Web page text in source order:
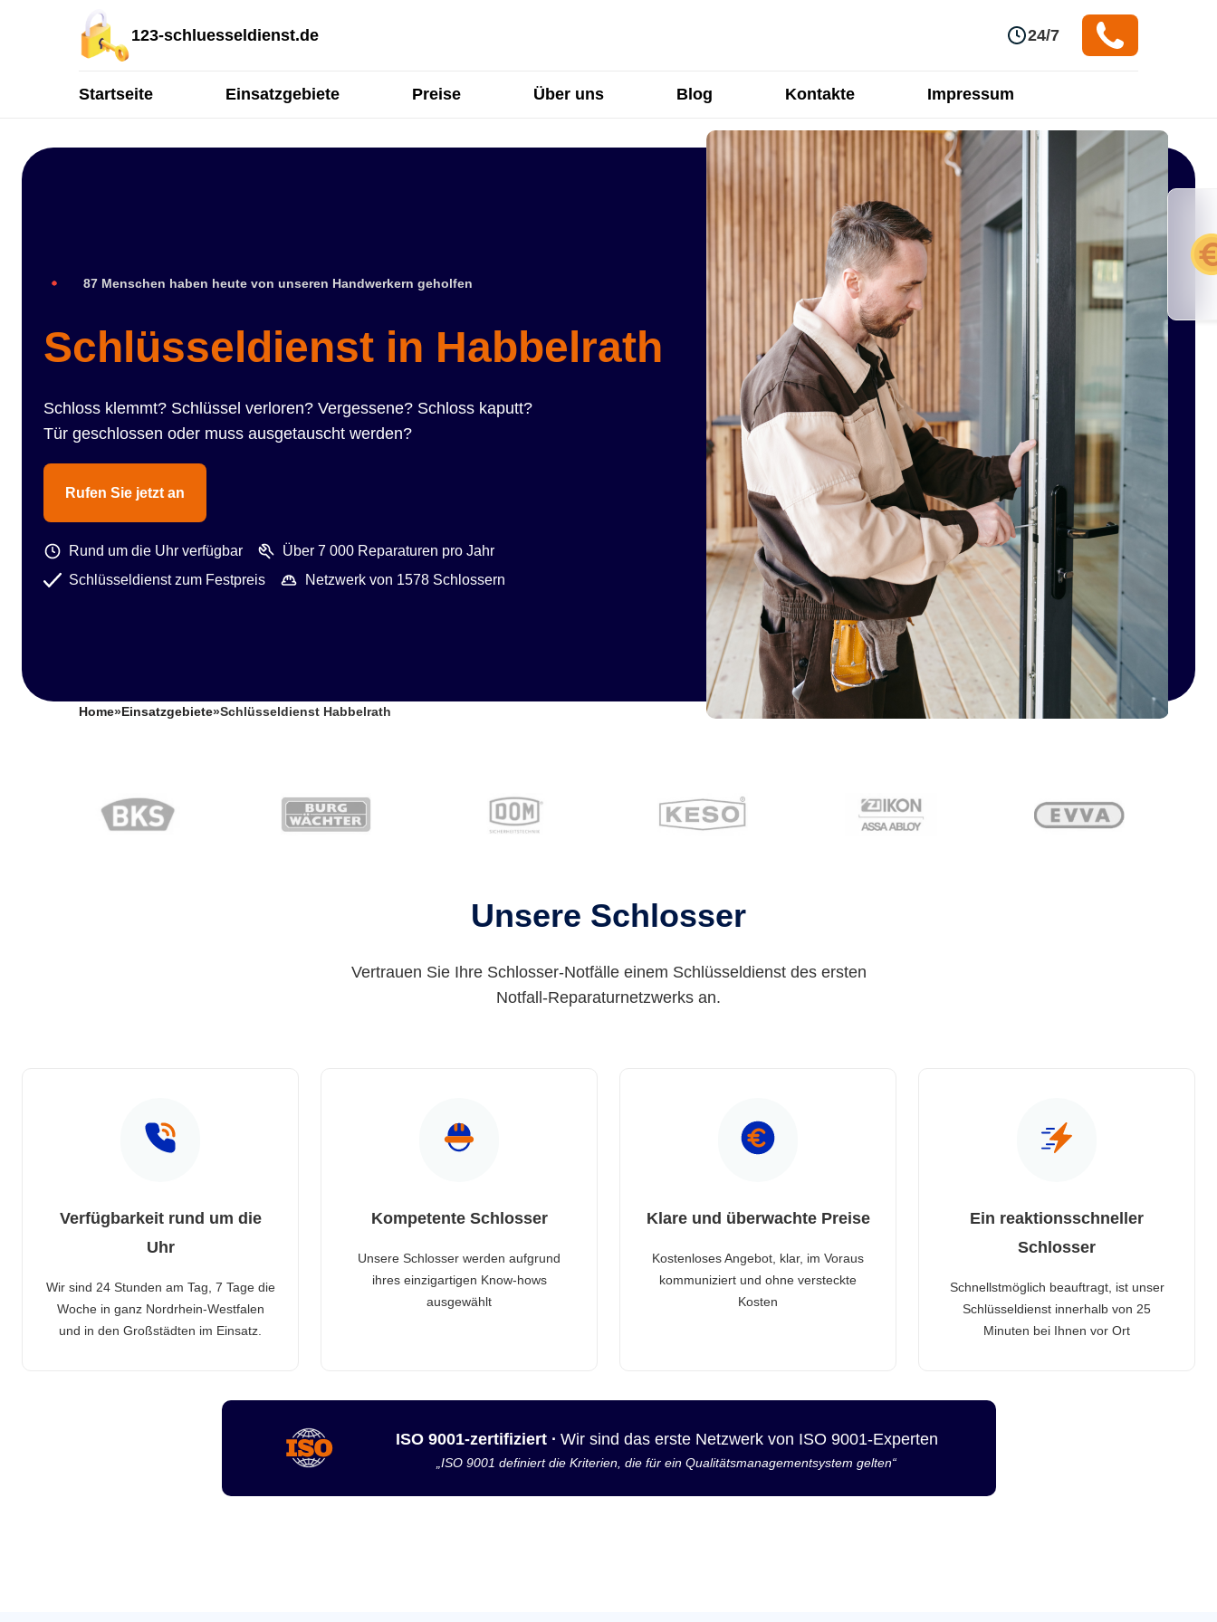
123-schluesseldienst.de 24/7
Startseite Einsatzgebiete Preise Über uns Blog Kontakte Impressum
87 Menschen haben heute von unseren Handwerkern geholfen
Schlüsseldienst in Habbelrath
Schloss klemmt? Schlüssel verloren? Vergessene? Schloss kaputt?
Tür geschlossen oder muss ausgetauscht werden?
Rufen Sie jetzt an
Rund um die Uhr verfügbar
Über 7 000 Reparaturen pro Jahr
Schlüsseldienst zum Festpreis
Netzwerk von 1578 Schlossern
Home» Einsatzgebiete»Schlüsseldienst Habbelrath
Unsere Schlosser
Vertrauen Sie Ihre Schlosser-Notfälle einem Schlüsseldienst des ersten
Notfall-Reparaturnetzwerks an.
Verfügbarkeit rund um die
Uhr
Wir sind 24 Stunden am Tag, 7 Tage die
Woche in ganz Nordrhein-Westfalen
und in den Großstädten im Einsatz.
Kompetente Schlosser
Unsere Schlosser werden aufgrund
ihres einzigartigen Know-hows
ausgewählt
Klare und überwachte Preise
Kostenloses Angebot, klar, im Voraus
kommuniziert und ohne versteckte
Kosten
Ein reaktionsschneller
Schlosser
Schnellstmöglich beauftragt, ist unser
Schlüsseldienst innerhalb von 25
Minuten bei Ihnen vor Ort
ISO 9001-zertifiziert · Wir sind das erste Netzwerk von ISO 9001-Experten
„ISO 9001 definiert die Kriterien, die für ein Qualitätsmanagementsystem gelten“